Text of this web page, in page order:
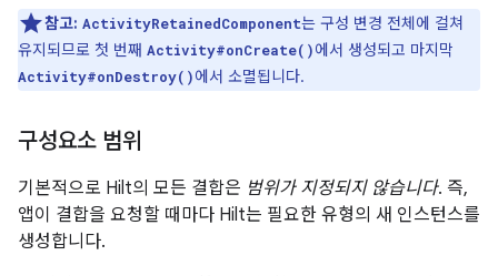
참고: ActivityRetainedComponent는 구성 변경 전체에 걸쳐
유지되므로 첫 번째 Activity#onCreate()에서 생성되고 마지막
Activity#onDestroy()에서 소멸됩니다.
구성요소 범위
기본적으로 Hilt의 모든 결합은 범위가 지정되지 않습니다. 즉,
앱이 결합을 요청할 때마다 Hilt는 필요한 유형의 새 인스턴스를
생성합니다.